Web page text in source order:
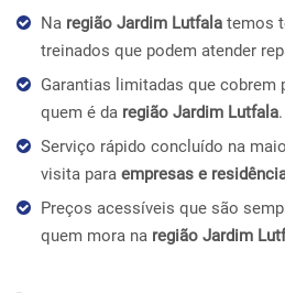
Na região Jardim Lutfala temos
treinados que podem atender
Garantias limitadas que cobrem
quem é da região Jardim Lutfala.
Serviço rápido concluído na
visita para empresas e
Preços acessíveis que são
quem mora na região Jardim